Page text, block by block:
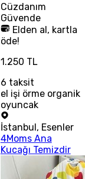
Cüzdanım
Güvende
Elden al, kartla
öde!
1.250 TL
6 taksit
el işi örme organik
oyuncak
İstanbul, Esenler
4Moms Ana
Kucağı Temizdir